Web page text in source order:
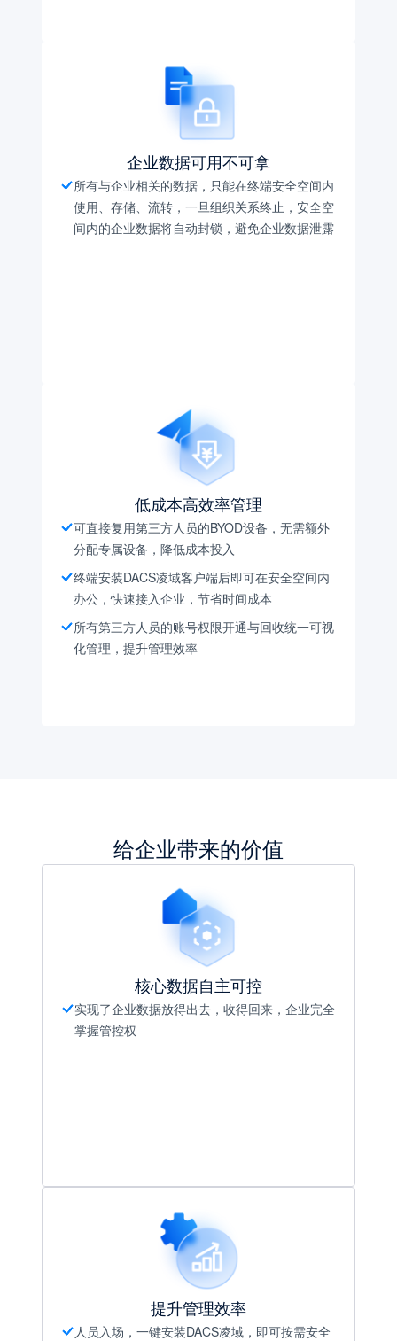
企业数据可用不可拿
所有与企业相关的数据，只能在终端安全空间内
使用、存储、流转，⼀旦组织关系终⽌，安全空
间内的企业数据将⾃动封锁，避免企业数据泄露
低成本高效率管理
可直接复用第三方人员的BYOD设备，无需额外
分配专属设备，降低成本投入
终端安装DACS凌域客户端后即可在安全空间内
办公，快速接入企业，节省时间成本
所有第三方人员的账号权限开通与回收统一可视
化管理，提升管理效率
给企业带来的价值
核心数据自主可控
实现了企业数据放得出去，收得回来，企业完全
掌握管控权
提升管理效率
人员入场，一键安装DACS凌域，即可按需安全